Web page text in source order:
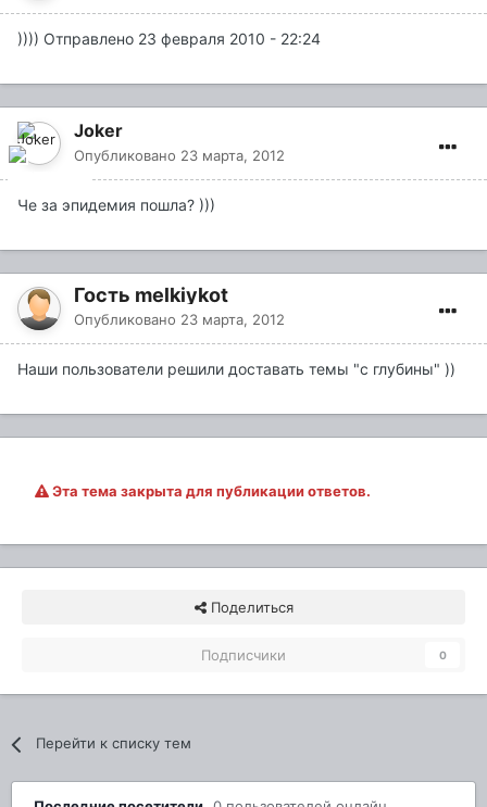
)))) Отправлено 23 февраля 2010 - 22:24
Joker
Опубликовано 23 марта, 2012
Че за эпидемия пошла? )))
Гость melkiykot
Опубликовано 23 марта, 2012
Наши пользователи решили доставать темы "с глубины" ))
Эта тема закрыта для публикации ответов.
Поделиться
Подписчики 0
Перейти к списку тем